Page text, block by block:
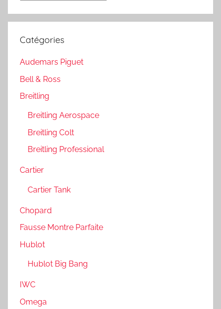
Catégories
Audemars Piguet
Bell & Ross
Breitling
Breitling Aerospace
Breitling Colt
Breitling Professional
Cartier
Cartier Tank
Chopard
Fausse Montre Parfaite
Hublot
Hublot Big Bang
IWC
Omega